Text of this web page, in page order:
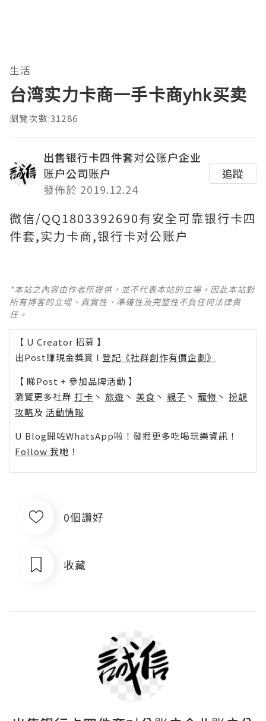
生活
台湾实力卡商一手卡商yhk买卖
瀏覽次數:31286
出售银行卡四件套对公账户企业
账户公司账户
發佈於 2019.12.24
追蹤
微信/QQ1803392690有安全可靠银行卡四
件套,实力卡商,银行卡对公账户
*本站之內容由作者所提供，並不代表本站的立場。因此本站對
所有博客的立場、真實性、準確性及完整性不負任何法律責
任。
【 U Creator 招募 】
出Post賺現金獎賞 l 登記《社群創作有價企劃》
【 睇Post + 參加品牌活動 】
瀏覽更多社群 打卡 丶 旅遊 丶 美食 丶 親子 丶 寵物 丶 扮靚
攻略及 活動情報
U Blog開咗WhatsApp啦！發掘更多吃喝玩樂資訊！
Follow 我哋 ！
0個讚好
收藏